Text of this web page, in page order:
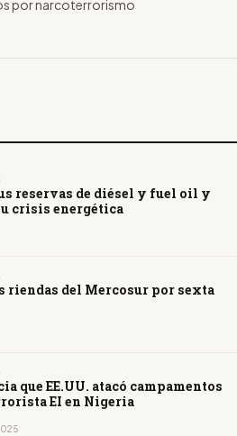
por narcoterrorismo
reservas de diésel y fuel oil y
crisis energética
riendas del Mercosur por sexta
que EE.UU. atacó campamentos
EI en Nigeria